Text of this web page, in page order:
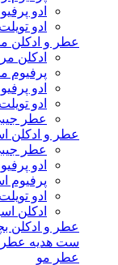
ادو
ادو
عطر و ادکلن
ادکلن
پرفیوم
ادو
ادو
عطر
عطر و ادکلن
عطر
ادو
پرفیوم
ادو
ادکلن
عطر و ادکلن
ست هدیه عطر
عطر مو